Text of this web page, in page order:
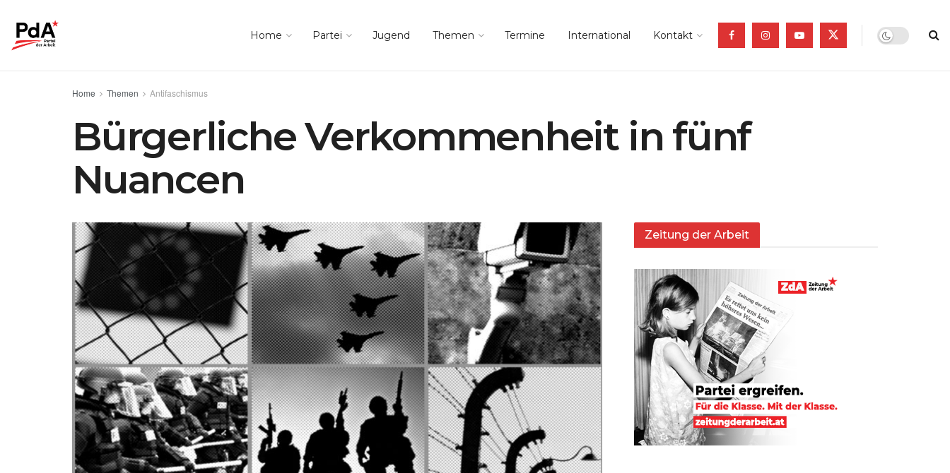
Home Partei Jugend Themen Termine International Kontakt
Home Themen Antifaschismus
Bürgerliche Verkommenheit in fünf
Nuancen
Zeitung der Arbeit